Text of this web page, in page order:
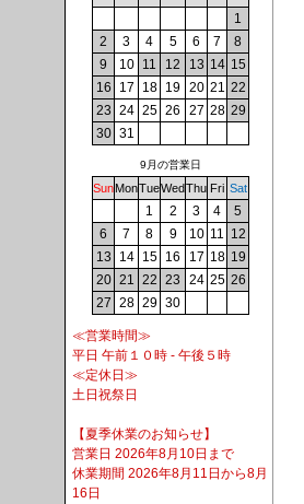
1
2
3 4 5 6 7
8
9
10 11 12 13 14 15
16
17 18 19 20 21 22
23 24 25 26 27 28 29
30 31
9月の営業日
SunMonTueWedThu Fri Sat
1 2 3 4
5
6
7 8 9 10 11 12
13
14 15 16 17 18 19
20 21 22 23 24 25 26
27 28 29 30
≪営業時間≫
平日 午前１０時 - 午後５時
≪定休日≫
土日祝祭日
【夏季休業のお知らせ】
営業日 2026年8月10日まで
休業期間 2026年8月11日から8月
16日